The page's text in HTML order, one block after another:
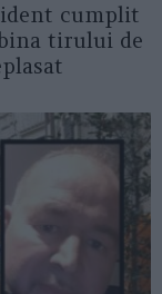
cumplit
tirului de